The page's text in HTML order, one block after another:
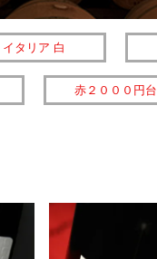
イタリア 白
赤２０００円台